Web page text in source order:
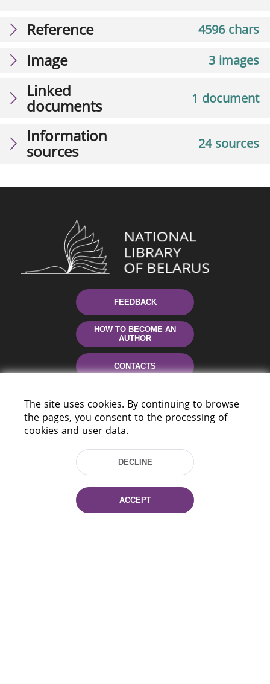
4596 chars
Reference
3 images
Image
1 document
Linked
documents
24 sources
Information
sources
FEEDBACK
HOW TO BECOME AN
AUTHOR
CONTACTS
220114, Niezaležnasci Ave. 116, Minsk,
The site uses cookies. By continuing to browse
the pages, you consent to the processing of
cookies and user data.
DECLINE
ACCEPT